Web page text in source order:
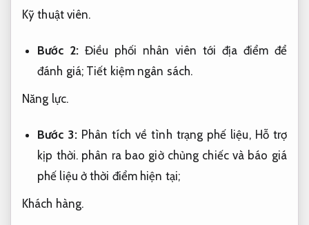
Kỹ thuật viên.
Bước 2: Điều phối nhân viên tới địa điểm để
đánh giá; Tiết kiệm ngân sách.
Năng lực.
Bước 3:Phân tích về tình trạng phế liệu, Hỗ trợ
kịp thời. phân ra bao giờ chủng chiếc và báo giá
phế liệu ở thời điểm hiện tại;
Khách hàng.